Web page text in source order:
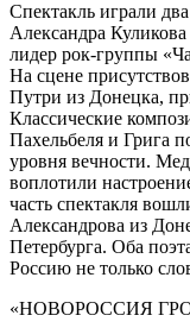
Спектакль играли
Александра
лидер рок-группы
На сцене
Путри из Донецка,
Классические
Пахельбеля и Грига
уровня вечности.
воплотили
часть спектакля
Александрова из
Петербурга. Оба
Россию не только
«НОВОРОССИЯ